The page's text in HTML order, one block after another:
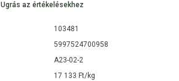
Ugrás az értékelésekhez
103481
5997524700958
A23-02-2
17 133 Ft/kg